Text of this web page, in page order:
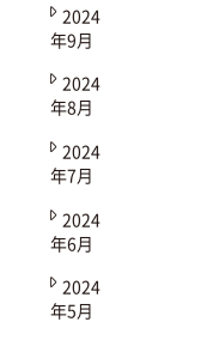
2024
年9月
2024
年8月
2024
年7月
2024
年6月
2024
年5月